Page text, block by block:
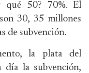
qué 50? 70%. El
30, 35 millones
de subvención.
la plata del
día la subvención,